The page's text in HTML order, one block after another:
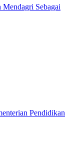
Sebagai
Pendidikan